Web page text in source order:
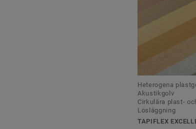
Heterogena
Akustikgolv
Cirkulära plast-
Lösläggning
TAPIFLEX